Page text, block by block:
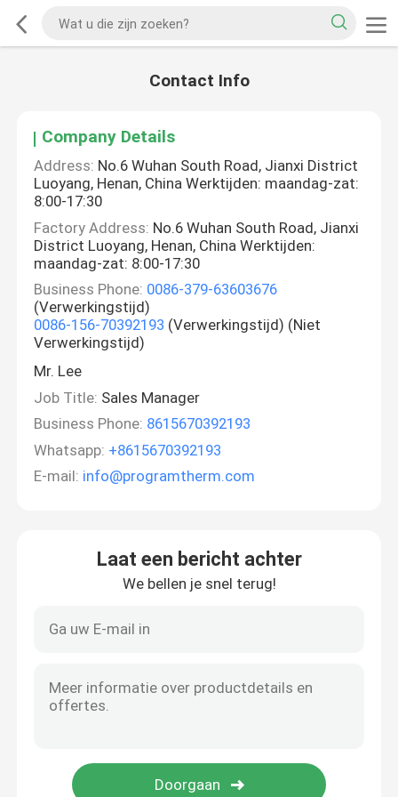
Contact Info
Company Details
Address: No.6 Wuhan South Road, Jianxi District
Luoyang, Henan, China Werktijden: maandag-zat:
8:00-17:30
Factory Address: No.6 Wuhan South Road, Jianxi
District Luoyang, Henan, China Werktijden:
maandag-zat: 8:00-17:30
Business Phone: 0086-379-63603676
(Verwerkingstijd)
0086-156-70392193 (Verwerkingstijd) (Niet
Verwerkingstijd)
Mr. Lee
Job Title: Sales Manager
Business Phone: 8615670392193
Whatsapp: +8615670392193
E-mail: info@programtherm.com
Laat een bericht achter
We bellen je snel terug!